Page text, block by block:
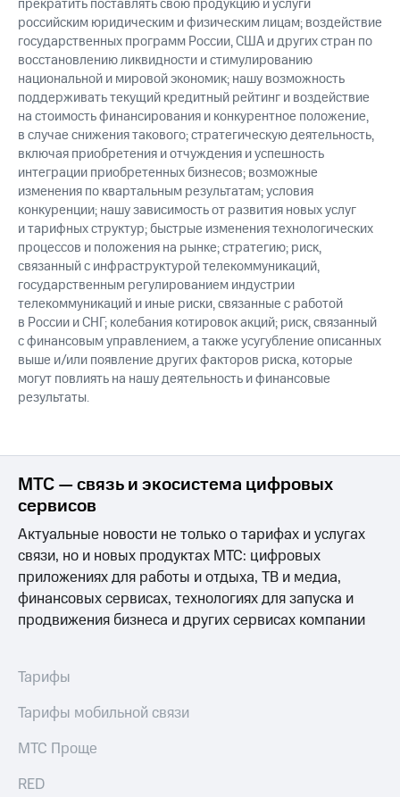
прекратить поставлять свою продукцию и услуги
российским юридическим и физическим лицам; воздействие
государственных программ России, США и других стран по
восстановлению ликвидности и стимулированию
национальной и мировой экономик; нашу возможность
поддерживать текущий кредитный рейтинг и воздействие
на стоимость финансирования и конкурентное положение,
в случае снижения такового; стратегическую деятельность,
включая приобретения и отчуждения и успешность
интеграции приобретенных бизнесов; возможные
изменения по квартальным результатам; условия
конкуренции; нашу зависимость от развития новых услуг
и тарифных структур; быстрые изменения технологических
процессов и положения на рынке; стратегию; риск,
связанный с инфраструктурой телекоммуникаций,
государственным регулированием индустрии
телекоммуникаций и иные риски, связанные с работой
в России и СНГ; колебания котировок акций; риск, связанный
с финансовым управлением, а также усугубление описанных
выше и/или появление других факторов риска, которые
могут повлиять на нашу деятельность и финансовые
результаты.
МТС — связь и экосистема цифровых
сервисов
Актуальные новости не только о тарифах и услугах
связи, но и новых продуктах МТС: цифровых
приложениях для работы и отдыха, ТВ и медиа,
финансовых сервисах, технологиях для запуска и
продвижения бизнеса и других сервисах компании
Тарифы
Тарифы мобильной связи
МТС Проще
RED